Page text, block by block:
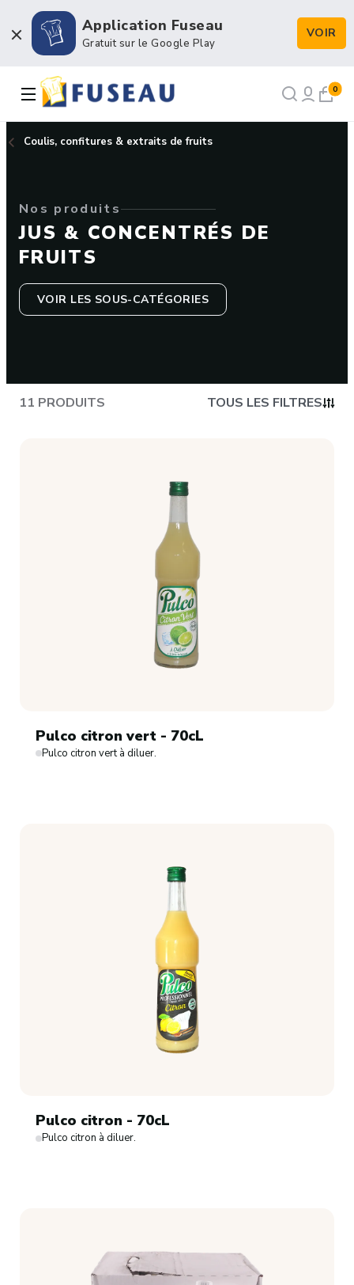
Application Fuseau
Gratuit sur le Google Play
VOIR
Boulangerie / Viennoiserie
Pâtisserie / Chocolaterie
Petits matériels & Hygiène
NOS RECETTES
NOTRE FORCE DE VENTE
0
Coulis, confitures & extraits de fruits
Nos produits
JUS & CONCENTRÉS DE
FRUITS
VOIR LES SOUS-CATÉGORIES
11 PRODUITS TOUS LES FILTRES
Pulco citron vert - 70cL
Pulco citron vert à diluer.
Pulco citron - 70cL
Pulco citron à diluer.